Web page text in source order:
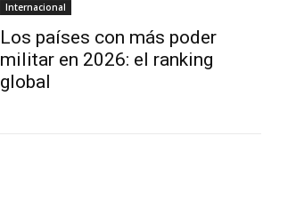
Internacional
Los países con más poder
militar en 2026: el ranking
global